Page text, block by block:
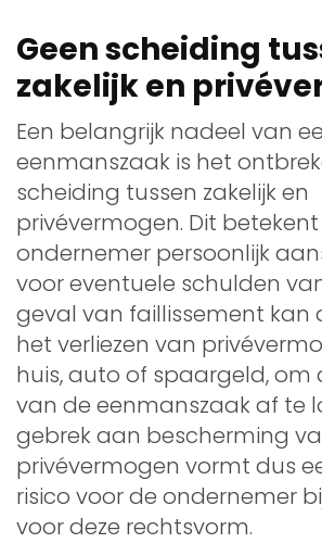
Geen scheiding
zakelijk en
Een belangrijk nadeel van
eenmanszaak is het
scheiding tussen zakelijk en
privévermogen. Dit
ondernemer persoonlijk
voor eventuele schulden
geval van faillissement kan
het verliezen van
huis, auto of spaargeld, om
van de eenmanszaak af te
gebrek aan bescherming
privévermogen vormt dus
risico voor de ondernemer
voor deze rechtsvorm.